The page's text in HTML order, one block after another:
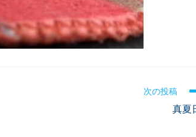
次の投稿
真夏